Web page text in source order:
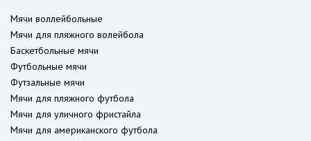
Мячи воллейбольные
Мячи для пляжного волейбола
Баскетбольные мячи
Футбольные мячи
Футзальные мячи
Мячи для пляжного футбола
Мячи для уличного фристайла
Мячи для американского футбола